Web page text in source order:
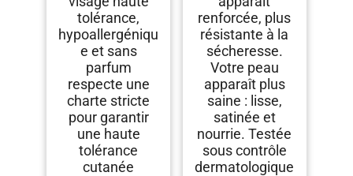
tolérance,
hypoallergéniqu
e et sans
parfum
respecte une
charte stricte
pour garantir
une haute
tolérance
cutanée
renforcée, plus
résistante à la
sécheresse.
Votre peau
apparaît plus
saine : lisse,
satinée et
nourrie. Testée
sous contrôle
dermatologique